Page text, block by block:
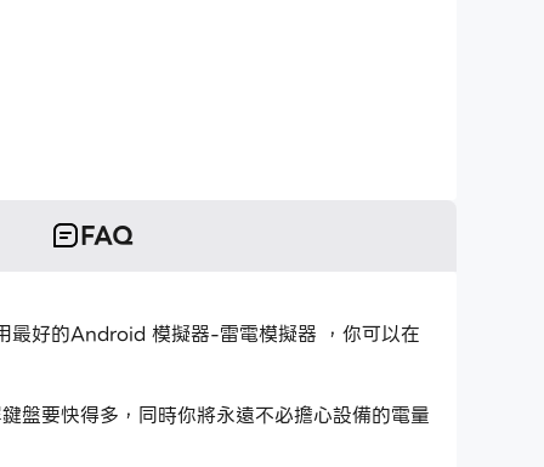
FAQ
好的Android 模擬器-雷電模擬器 ，你可以在
要快得多，同時你將永遠不必擔心設備的電量